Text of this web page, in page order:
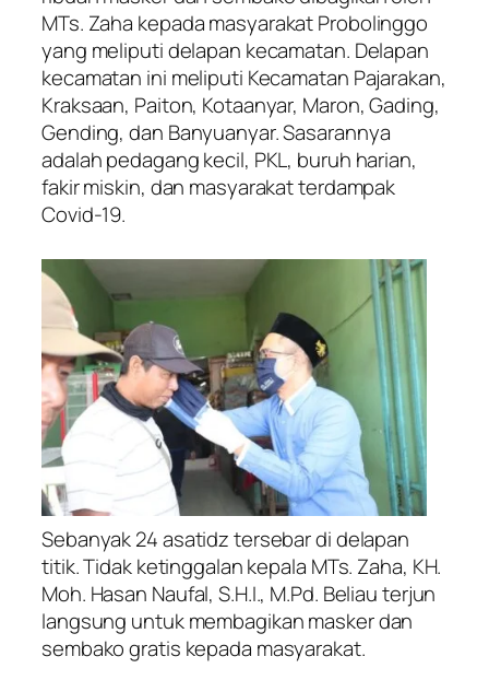
MTs. Zaha kepada masyarakat Probolinggo
yang meliputi delapan kecamatan. Delapan
kecamatan ini meliputi Kecamatan Pajarakan,
Kraksaan, Paiton, Kotaanyar, Maron, Gading,
Gending, dan Banyuanyar. Sasarannya
adalah pedagang kecil, PKL, buruh harian,
fakir miskin, dan masyarakat terdampak
Covid-19.
Sebanyak 24 asatidz tersebar di delapan
titik. Tidak ketinggalan kepala MTs. Zaha, KH.
Moh. Hasan Naufal, S.H.I., M.Pd. Beliau terjun
langsung untuk membagikan masker dan
sembako gratis kepada masyarakat.